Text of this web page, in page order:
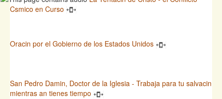
Csmico en Curso
Oracin por el Gobierno de los Estados Unidos
San Pedro Damin, Doctor de la Iglesia - Trabaja para tu salvacin
mientras an tienes tiempo